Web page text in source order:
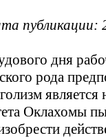
публикации:
дня
рода
Оклахомы